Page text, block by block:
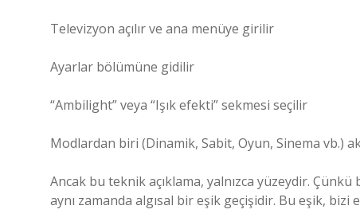
Televizyon açılır ve ana menüye girilir
Ayarlar bölümüne gidilir
“Ambilight” veya “Işık efekti” sekmesi seçilir
Modlardan biri (Dinamik, Sabit, Oyun, Sinema vb.)
Ancak bu teknik açıklama, yalnızca yüzeydir.
aynı zamanda algısal bir eşik geçişidir. Bu eşik,